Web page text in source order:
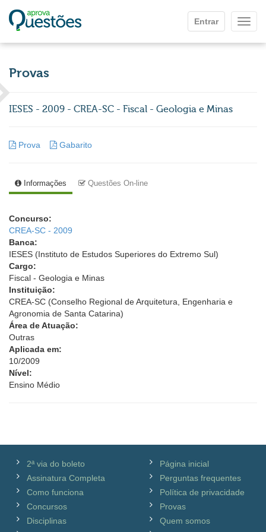
Entrar
Provas
IESES - 2009 - CREA-SC - Fiscal - Geologia e Minas
Prova Gabarito
Informações Questões On-line
Concurso:
CREA-SC - 2009
Banca:
IESES (Instituto de Estudos Superiores do Extremo Sul)
Cargo:
Fiscal - Geologia e Minas
Instituição:
CREA-SC (Conselho Regional de Arquitetura, Engenharia e
Agronomia de Santa Catarina)
Área de Atuação:
Outras
Aplicada em:
10/2009
Nível:
Ensino Médio
2ª via do boleto
Assinatura Completa
Como funciona
Concursos
Disciplinas
Página inicial
Perguntas frequentes
Política de privacidade
Provas
Quem somos